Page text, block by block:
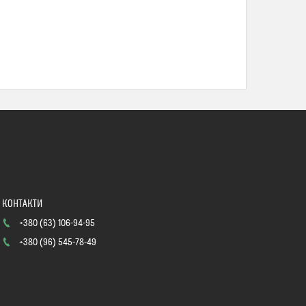
+380 (63) 106-94-95
+380 (96) 545-78-49